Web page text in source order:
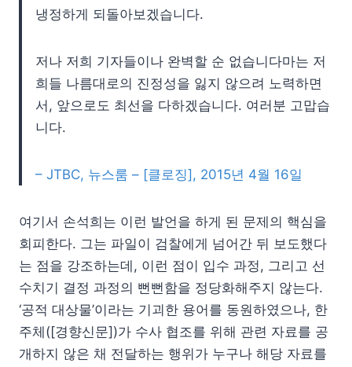
냉정하게 되돌아보겠습니다.
저나 저희 기자들이나 완벽할 순 없습니다마는 저
희들 나름대로의 진정성을 잃지 않으려 노력하면
서, 앞으로도 최선을 다하겠습니다. 여러분 고맙습
니다.
– JTBC, 뉴스룸 – [클로징], 2015년 4월 16일
여기서 손석희는 이런 발언을 하게 된 문제의 핵심을
회피한다. 그는 파일이 검찰에게 넘어간 뒤 보도했다
는 점을 강조하는데, 이런 점이 입수 과정, 그리고 선
수치기 결정 과정의 뻔뻔함을 정당화해주지 않는다.
‘공적 대상물’이라는 기괴한 용어를 동원하였으나, 한
주체([경향신문])가 수사 협조를 위해 관련 자료를 공
개하지 않은 채 전달하는 행위가 누구나 해당 자료를